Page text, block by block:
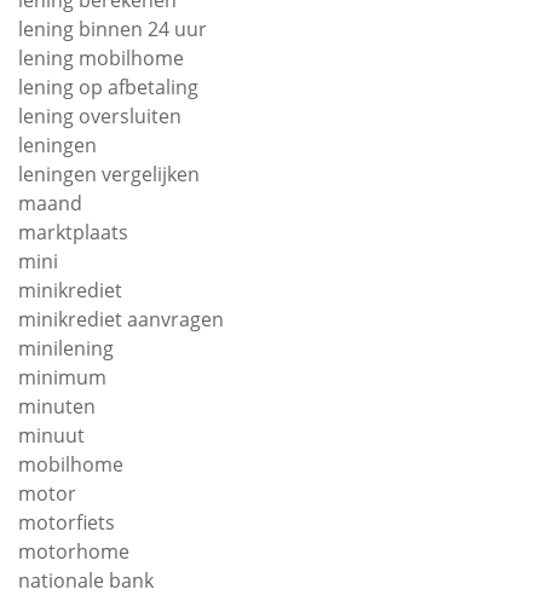
lening binnen 24 uur
lening mobilhome
lening op afbetaling
lening oversluiten
leningen
leningen vergelijken
maand
marktplaats
mini
minikrediet
minikrediet aanvragen
minilening
minimum
minuten
minuut
mobilhome
motor
motorfiets
motorhome
nationale bank